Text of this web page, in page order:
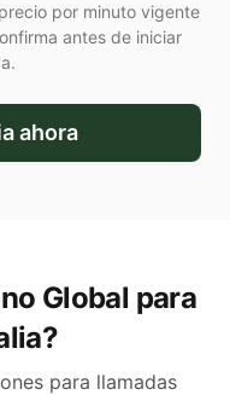
por minuto vigente
antes de iniciar
ahora
Global para
para llamadas